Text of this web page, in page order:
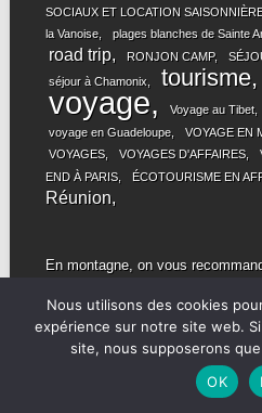
SOCIAUX ET LOCATION
la Vanoise
plages blanches de Sainte
road trip RONJON CAMP
séjour à Chamonix
tourisme
voyage Voyage au Tibet
voyage en Guadeloupe
VOYAGE EN
VOYAGES VOYAGES D'AFFAIRES
END À PARIS
ÉCOTOURISME EN
Réunion
En montagne, on vous
site Btwin.
© INVITATION
Nous utilisons des cookies
expérience sur notre site web.
site, nous supposerons
OK